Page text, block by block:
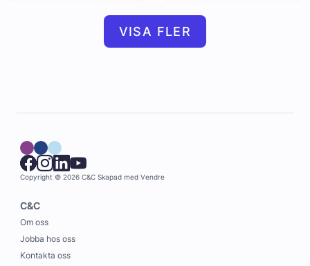
VISA FLER
Copyright © 2026 C&C Skapad med Vendre
C&C
Om oss
Jobba hos oss
Kontakta oss